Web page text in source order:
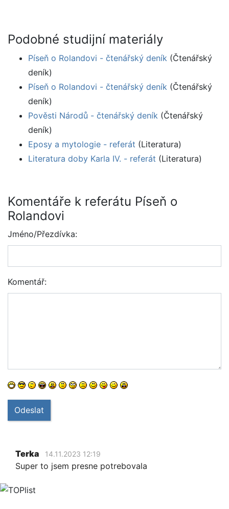
Podobné studijní materiály
Píseň o Rolandovi - čtenářský deník (Čtenářský
deník)
Píseň o Rolandovi - čtenářský deník (Čtenářský
deník)
Pověsti Národů - čtenářský deník (Čtenářský
deník)
Eposy a mytologie - referát (Literatura)
Literatura doby Karla IV. - referát (Literatura)
Komentáře k referátu Píseň o
Rolandovi
Jméno/Přezdívka:
Komentář:
Odeslat
Terka 14.11.2023 12:19
Super to jsem presne potrebovala